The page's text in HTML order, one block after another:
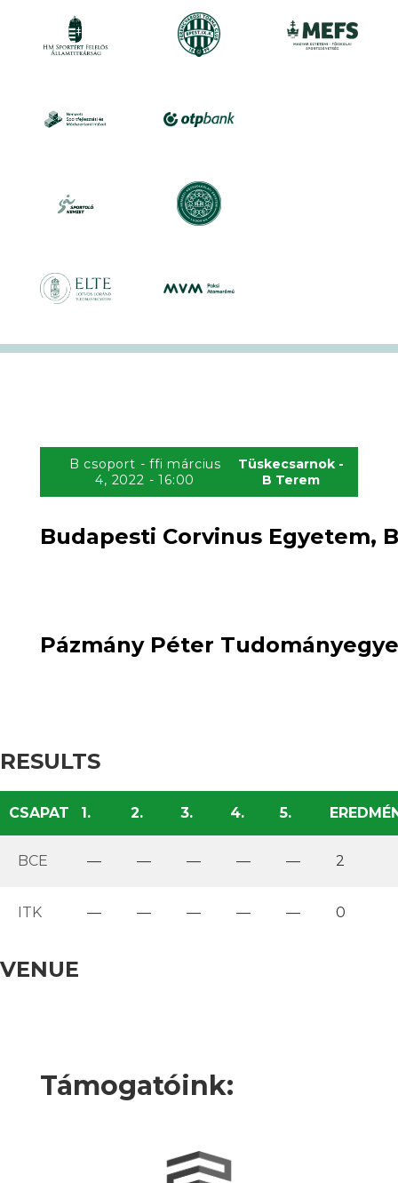
B csoport - ffi március
4, 2022 - 16:00
Tüskecsarnok -
B Terem
Budapesti Corvinus Egyetem,
Pázmány Péter
RESULTS
CSAPAT 1. 2. 3. 4. 5.
BCE — — — — — 2
ITK — — — — — 0
VENUE
Támogatóink: